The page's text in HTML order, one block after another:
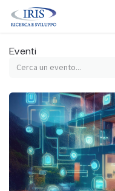
Passa al contenuto
Eventi